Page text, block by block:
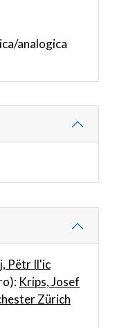
analogica
Pëtr Il'ic
Krips, Josef
Zürich